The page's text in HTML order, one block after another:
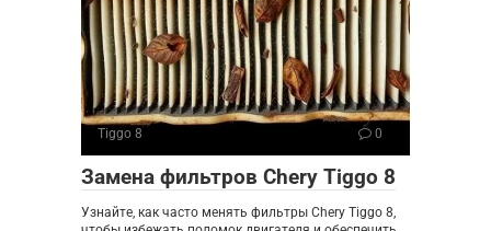
Tiggo 8 0
Замена фильтров Chery Tiggo 8
Узнайте, как часто менять фильтры Chery Tiggo 8,